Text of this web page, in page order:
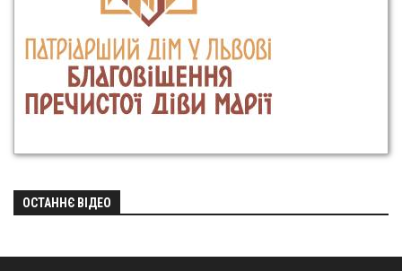
ОСТАННЄ ВІДЕО